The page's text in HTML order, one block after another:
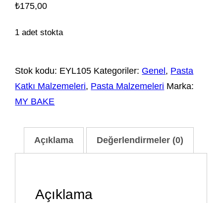
₺175,00
1 adet stokta
Stok kodu: EYL105 Kategoriler: Genel, Pasta
Katkı Malzemeleri, Pasta Malzemeleri Marka:
MY BAKE
Açıklama Değerlendirmeler (0)
Açıklama